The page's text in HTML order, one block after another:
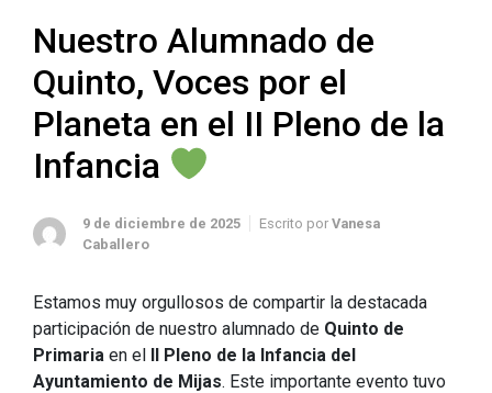
Nuestro Alumnado de
Quinto, Voces por el
Planeta en el II Pleno de la
Infancia
9 de diciembre de 2025 Escrito por Vanesa
Caballero
Estamos muy orgullosos de compartir la destacada
participación de nuestro alumnado de Quinto de
Primaria en el II Pleno de la Infancia del
Ayuntamiento de Mijas. Este importante evento tuvo